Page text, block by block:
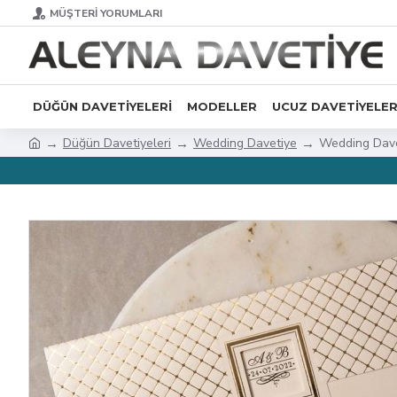
MÜŞTERI YORUMLARI
DÜĞÜN DAVETIYELERI MODELLER UCUZ DAVETIYELER
Düğün Davetiyeleri Wedding Davetiye Wedding